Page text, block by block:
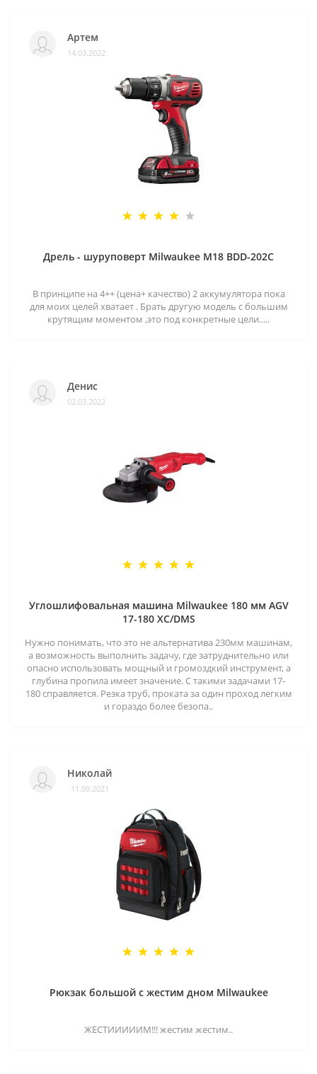
Артем
14.03.2022
Дрель - шуруповерт Milwaukee M18 BDD-202C
В принципе на 4++ (цена+ качество) 2 аккумулятора пока
для моих целей хватает . Брать другую модель с большим
крутящим моментом ,это под конкретные цели.....
Денис
02.03.2022
Углошлифовальная машина Milwaukee 180 мм AGV
17-180 XC/DMS
Нужно понимать, что это не альтернатива 230мм машинам,
а возможность выполнить задачу, где затруднительно или
опасно использовать мощный и громоздкий инструмент, а
глубина пропила имеет значение. С такими задачами 17-
180 справляется. Резка труб, проката за один проход легким
и гораздо более безопа..
Николай
11.09.2021
Рюкзак большой с жестим дном Milwaukee
ЖЕСТИИИИИМ!!! жестим жестим..